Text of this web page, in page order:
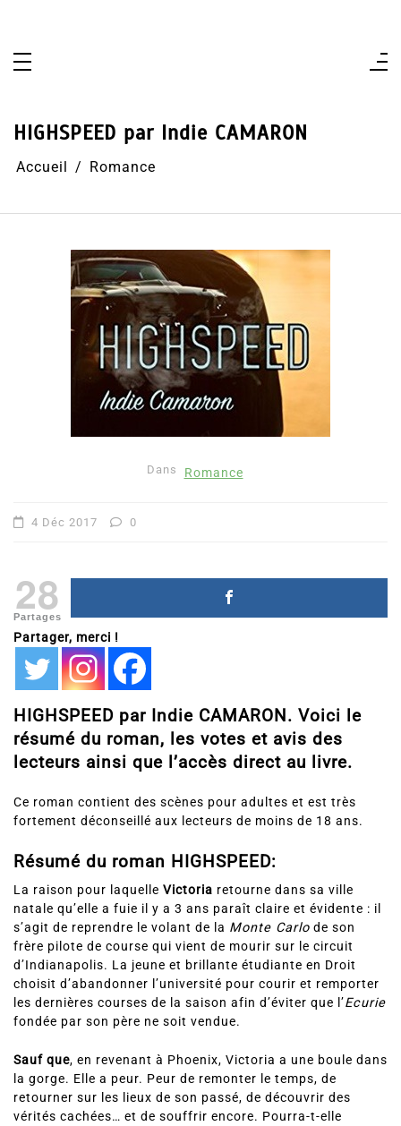
HIGHSPEED par Indie CAMARON
Accueil Romance
Dans Romance
4 Déc 2017 0
28
Partages
Partager, merci !
HIGHSPEED par Indie CAMARON. Voici le
résumé du roman, les votes et avis des
lecteurs ainsi que l’accès direct au livre.
Ce roman contient des scènes pour adultes et est très
fortement déconseillé aux lecteurs de moins de 18 ans.
Résumé du roman HIGHSPEED:
La raison pour laquelle Victoria retourne dans sa ville
natale qu’elle a fuie il y a 3 ans paraît claire et évidente : il
s’agit de reprendre le volant de la Monte Carlo de son
frère pilote de course qui vient de mourir sur le circuit
d’Indianapolis. La jeune et brillante étudiante en Droit
choisit d’abandonner l’université pour courir et remporter
les dernières courses de la saison afin d’éviter que l’Ecurie
fondée par son père ne soit vendue.
Sauf que, en revenant à Phoenix, Victoria a une boule dans
la gorge. Elle a peur. Peur de remonter le temps, de
retourner sur les lieux de son passé, de découvrir des
vérités cachées… et de souffrir encore. Pourra-t-elle